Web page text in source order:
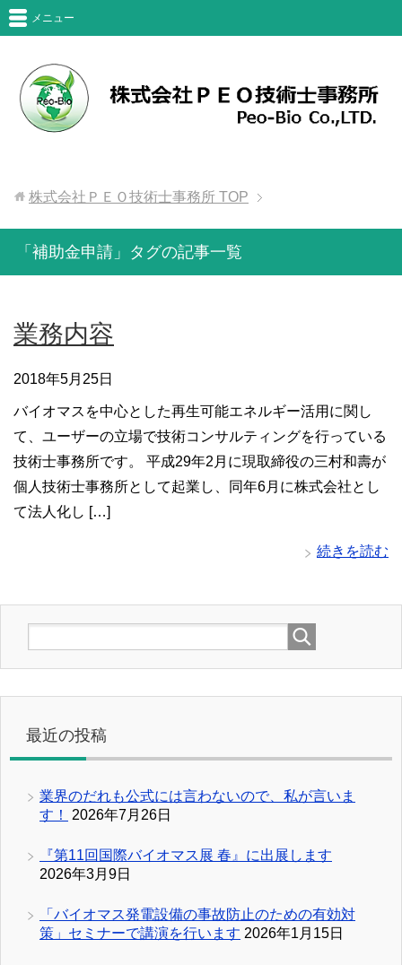
メニュー
株式会社ＰＥＯ技術士事務所 TOP
「補助金申請」タグの記事一覧
業務内容
2018年5月25日
バイオマスを中心とした再生可能エネルギー活用に関し
て、ユーザーの立場で技術コンサルティングを行っている
技術士事務所です。 平成29年2月に現取締役の三村和壽が
個人技術士事務所として起業し、同年6月に株式会社とし
て法人化し […]
続きを読む
最近の投稿
業界のだれも公式には言わないので、私が言いま
す！
2026年7月26日
『第11回国際バイオマス展 春』に出展します
2026年3月9日
「バイオマス発電設備の事故防止のための有効対
策」セミナーで講演を行います 2026年1月15日